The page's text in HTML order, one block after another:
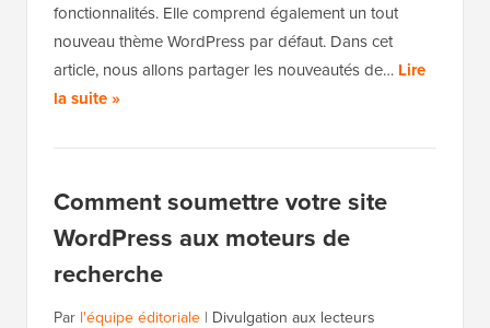
fonctionnalités. Elle comprend également un tout
nouveau thème WordPress par défaut. Dans cet
article, nous allons partager les nouveautés de… Lire
la suite »
Comment soumettre votre site
WordPress aux moteurs de
recherche
Par l'équipe éditoriale | Divulgation aux lecteurs